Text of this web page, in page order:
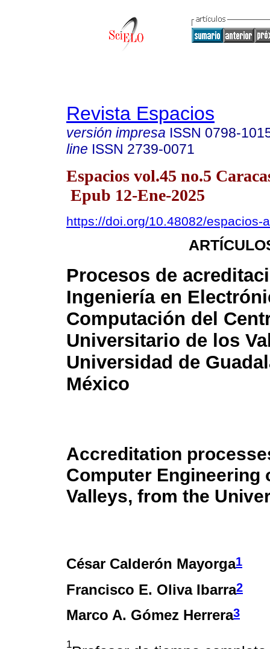
Revista Espacios
versión impresa ISSN 0798-
line ISSN 2739-0071
Espacios vol.45 no.5
Epub 12-Ene-2025
https://doi.org/10.48082/espacios-
Procesos de
Ingeniería en
Computación del
Universitario de los
Universidad de
México
Accreditation
Computer Engineering
Valleys, from the
César Calderón Mayorga1
Francisco E. Oliva Ibarra2
Marco A. Gómez Herrera3
1